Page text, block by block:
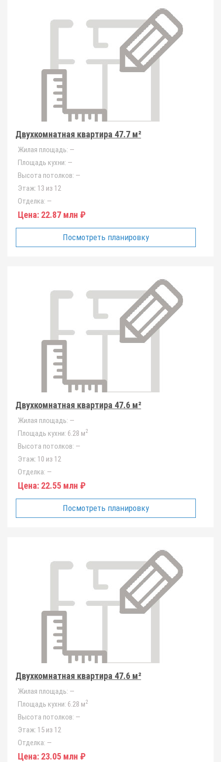
Двухкомнатная квартира 47.7 м²
Жилая площадь: —
Площадь кухни: —
Высота потолков: —
Этаж: 13 из 12
Отделка: —
Цена: 22.87 млн ₽
Посмотреть планировку
Двухкомнатная квартира 47.6 м²
Жилая площадь: —
Площадь кухни: 6.28 м2
Высота потолков: —
Этаж: 10 из 12
Отделка: —
Цена: 22.55 млн ₽
Посмотреть планировку
Двухкомнатная квартира 47.6 м²
Жилая площадь: —
Площадь кухни: 6.28 м2
Высота потолков: —
Этаж: 15 из 12
Отделка: —
Цена: 23.05 млн ₽